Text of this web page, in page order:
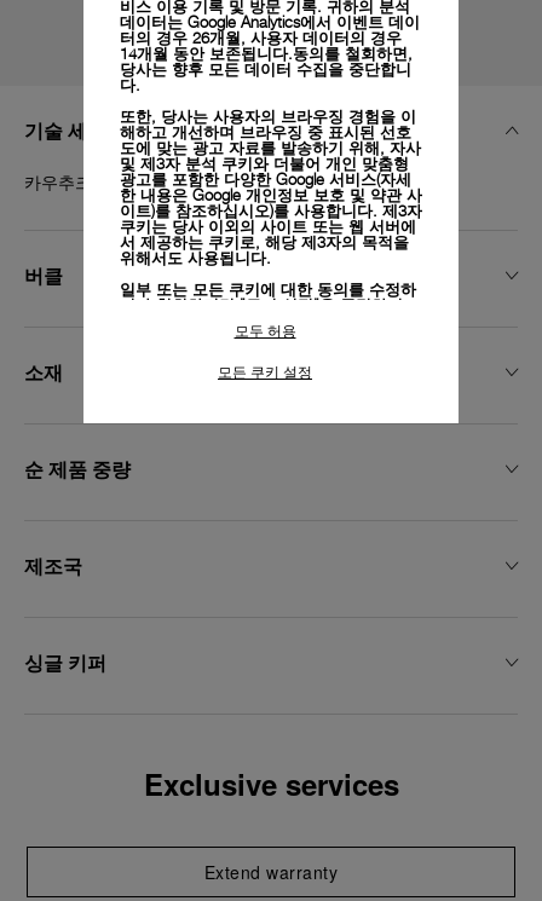
기술 세부 정보
카우추크 블랙, XS, 22/20, BDR
버클
소재
순 제품 중량
제조국
싱글 키퍼
Exclusive services
Extend warranty
비스 이용 기록 및 방문 기록. 귀하의 분석
데이터는 Google Analytics에서 이벤트 데이
터의 경우 26개월, 사용자 데이터의 경우
14개월 동안 보존됩니다.동의를 철회하면,
당사는 향후 모든 데이터 수집을 중단합니
다.
또한, 당사는 사용자의 브라우징 경험을 이
해하고 개선하며 브라우징 중 표시된 선호
도에 맞는 광고 자료를 발송하기 위해, 자사
및 제3자 분석 쿠키와 더불어 개인 맞춤형
광고를 포함한 다양한 Google 서비스(자세
한 내용은 Google 개인정보 보호 및 약관 사
이트)를 참조하십시오)를 사용합니다. 제3자
쿠키는 당사 이외의 사이트 또는 웹 서버에
서 제공하는 쿠키로, 해당 제3자의 목적을
위해서도 사용됩니다.
일부 또는 모든 쿠키에 대한 동의를 수정하
거나 철회하려면 "쿠키 설정"을 클릭하거
수집하는 정보" 섹션을 참조하여 자세히 알
모든 쿠키의 사용에 동의하시려면 "모두 허
모두 허용
모든 쿠키 설정